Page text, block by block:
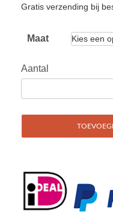
Gratis verzending bij
Maat
Aantal